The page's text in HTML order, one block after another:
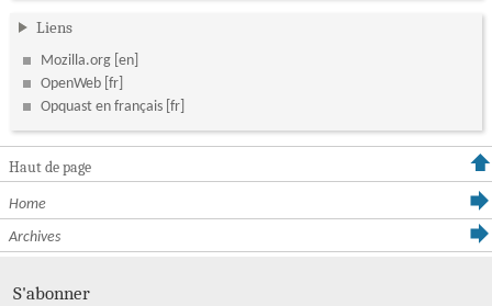
Liens
Mozilla.org
OpenWeb
Opquast en français
Haut de page
Home
Archives
S'abonner